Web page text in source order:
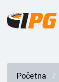
Početna